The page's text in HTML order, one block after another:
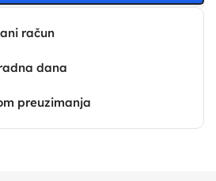
račun
dana
preuzimanja